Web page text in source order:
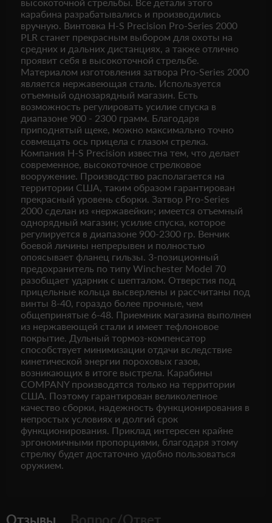
карабина разрабатывались и производились
вручную. Винтовка H-S Precision Pro-Series 2000
PLR станет прекрасным выбором для охоты на
средних и дальних дистанциях, а также отлично
проявит себя в высокоточной стрельбе.
Материалом изготовления затвора Pro-Series 2000
является нержавеющая сталь. Используется
отъемный однозарядный магазин. Есть
возможность регулировать усилие спуска в
диапазоне 900 - 2300 грамм. Благодаря
приподнятый щеке, можно максимально точно
совмещать ось прицела с глазом стрелка.
Компания H-S Precision известна тем, что делает
современное, высокоточное стрелковое
вооружение. Производство располагается на
территории США, таким образом гарантирован
прекрасный уровень сборки. Затвор Pro-Series
2000 сделан из «нержавейки»; имеется отъемный
однорядный магазин; усилие спуска, которое
регулируется в диапазоне 900-2300 гр. Венчик
боевой личины непрерывен и полностью
опоясывает фланец гильзы. 3-позиционный
предохранитель по типу Winchester Model 70
разобщает ударник с шепталом. Отверстия под
прицельные кольца высверлены и рассчитаны под
винты 8-40, гораздо более прочные, чем
общепринятые 6-48. Приемник магазина выполнен
из нержавеющей стали и имеет тефлоновое
покрытие. Дульный тормоз-компенсатор
способствует минимизации отдачи вследствие
кинетической энергии пороховых газов,
возникающих в итоге выстрела. Карабины
COMPANY производятся только на территории
США. Поэтому гарантирован великолепное
качество сборки, надежность функционирования в
непростых условиях и долгий срок
функционирования. Приклад интересен крайне
эргономичными пропорциями, благодаря этому
стрелку будет достаточно удобно пользоваться
оружием.
Отзывы Вопрос/Ответ